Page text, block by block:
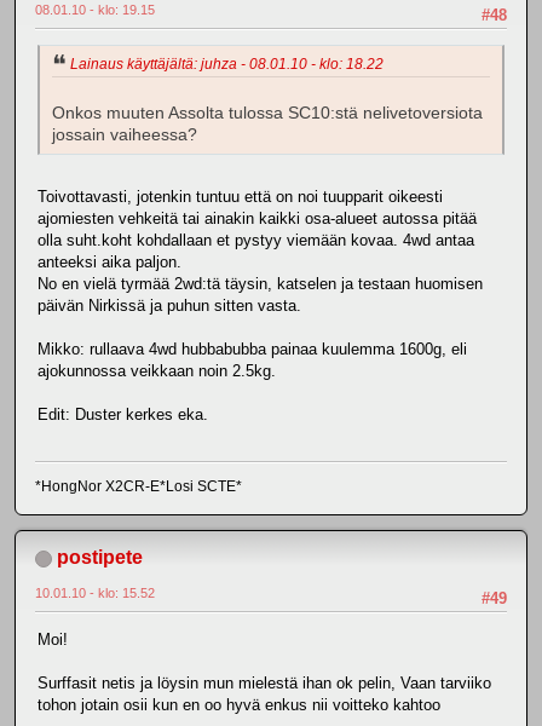
#48
08.01.10 - klo: 19.15
Lainaus käyttäjältä: juhza - 08.01.10 - klo: 18.22
Onkos muuten Assolta tulossa SC10:stä nelivetoversiota
jossain vaiheessa?
Toivottavasti, jotenkin tuntuu että on noi tuupparit oikeesti
ajomiesten vehkeitä tai ainakin kaikki osa-alueet autossa pitää
olla suht.koht kohdallaan et pystyy viemään kovaa. 4wd antaa
anteeksi aika paljon.
No en vielä tyrmää 2wd:tä täysin, katselen ja testaan huomisen
päivän Nirkissä ja puhun sitten vasta.
Mikko: rullaava 4wd hubbabubba painaa kuulemma 1600g, eli
ajokunnossa veikkaan noin 2.5kg.
Edit: Duster kerkes eka.
*HongNor X2CR-E*Losi SCTE*
postipete
#49
10.01.10 - klo: 15.52
Moi!
Surffasit netis ja löysin mun mielestä ihan ok pelin, Vaan tarviiko
tohon jotain osii kun en oo hyvä enkus nii voitteko kahtoo